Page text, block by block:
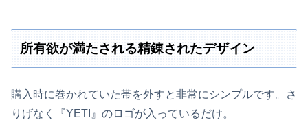
所有欲が満たされる精錬されたデザイン
購入時に巻かれていた帯を外すと非常にシンプルです。さ
りげなく『YETI』のロゴが入っているだけ。